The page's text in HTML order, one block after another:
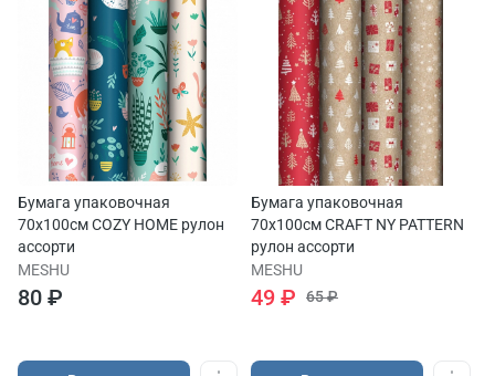
Бумага упаковочная
70х100см COZY HOME рулон
ассорти
MESHU
80 ₽
Бумага упаковочная
70х100см CRAFT NY PATTERN
рулон ассорти
MESHU
49 ₽ 65 ₽